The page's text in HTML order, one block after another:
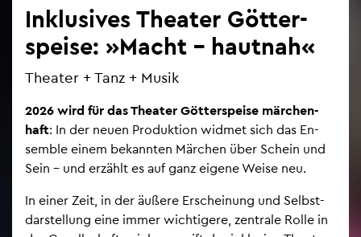
In­klu­si­ves Thea­ter Göt­ter­
spei­se: »Macht – haut­nah«
Thea­ter + Tanz + Musik
2026 wird für das Thea­ter Göt­ter­spei­se mär­chen­
haft: In der neuen Pro­duk­ti­on wid­met sich das En­
sem­ble einem be­kann­ten Mär­chen über Schein und
Sein – und er­zählt es auf ganz ei­ge­ne Weise neu.
In einer Zeit, in der äu­ße­re Er­schei­nung und Selbst­
dar­stel­lung eine immer wich­ti­ge­re, zen­tra­le Rolle in